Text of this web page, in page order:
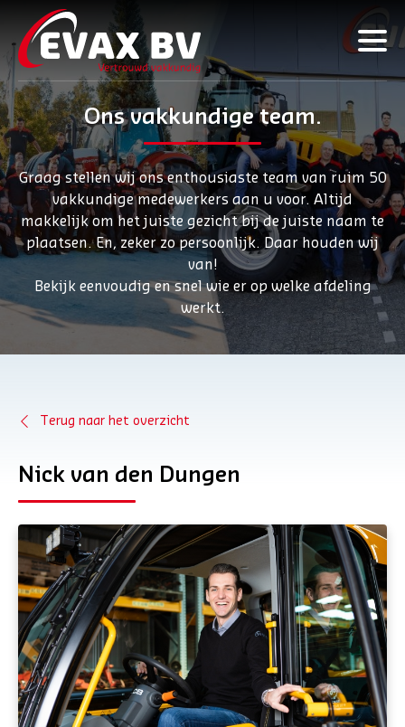
Ons vakkundige team.
Graag stellen wij ons enthousiaste team van ruim 50
vakkundige medewerkers aan u voor. Altijd
makkelijk om het juiste gezicht bij de juiste naam te
plaatsen. En, zeker zo persoonlijk. Daar houden wij
van!
Bekijk eenvoudig en snel wie er op welke afdeling
werkt.
Terug naar het overzicht
Nick van den Dungen